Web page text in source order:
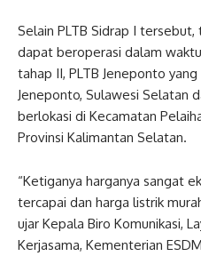
Selain PLTB Sidrap I tersebut,
dapat beroperasi dalam
tahap II, PLTB Jeneponto
Jeneponto, Sulawesi Selatan
berlokasi di Kecamatan
Provinsi Kalimantan Selatan.
“Ketiganya harganya sangat
tercapai dan harga listrik
ujar Kepala Biro Komunikasi,
Kerjasama, Kementerian